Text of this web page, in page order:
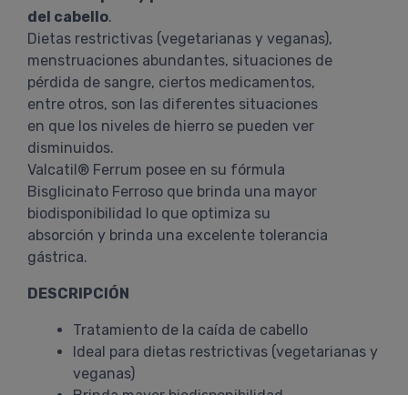
del cabello.
Dietas restrictivas (vegetarianas y veganas),
menstruaciones abundantes, situaciones de
pérdida de sangre, ciertos medicamentos,
entre otros, son las diferentes situaciones
en que los niveles de hierro se pueden ver
disminuidos.
Valcatil® Ferrum posee en su fórmula
Bisglicinato Ferroso que brinda una mayor
biodisponibilidad lo que optimiza su
absorción y brinda una excelente tolerancia
gástrica.
DESCRIPCIÓN
Tratamiento de la caída de cabello
Ideal para dietas restrictivas (vegetarianas y
veganas)